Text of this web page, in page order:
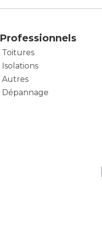
Professionnels
Toitures
Isolations
Autres
Dépannage